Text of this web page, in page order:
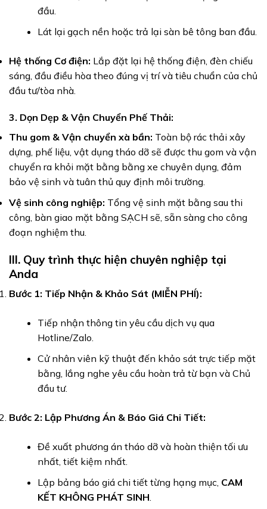
đầu.
Lát lại gạch nền hoặc trả lại sàn bê tông ban đầu.
Hệ thống Cơ điện: Lắp đặt lại hệ thống điện, đèn chiếu
sáng, đầu điều hòa theo đúng vị trí và tiêu chuẩn của chủ
đầu tư/tòa nhà.
3. Dọn Dẹp & Vận Chuyển Phế Thải:
Thu gom & Vận chuyển xà bần: Toàn bộ rác thải xây
dựng, phế liệu, vật dụng tháo dỡ sẽ được thu gom và vận
chuyển ra khỏi mặt bằng bằng xe chuyên dụng, đảm
bảo vệ sinh và tuân thủ quy định môi trường.
Vệ sinh công nghiệp: Tổng vệ sinh mặt bằng sau thi
công, bàn giao mặt bằng SẠCH sẽ, sẵn sàng cho công
đoạn nghiệm thu.
III. Quy trình thực hiện chuyên nghiệp tại
Anda
Bước 1: Tiếp Nhận & Khảo Sát (MIỄN PHÍ):
Tiếp nhận thông tin yêu cầu dịch vụ qua
Hotline/Zalo.
Cử nhân viên kỹ thuật đến khảo sát trực tiếp mặt
bằng, lắng nghe yêu cầu hoàn trả từ bạn và Chủ
đầu tư.
Bước 2: Lập Phương Án & Báo Giá Chi Tiết:
Đề xuất phương án tháo dỡ và hoàn thiện tối ưu
nhất, tiết kiệm nhất.
Lập bảng báo giá chi tiết từng hạng mục, CAM
KẾT KHÔNG PHÁT SINH